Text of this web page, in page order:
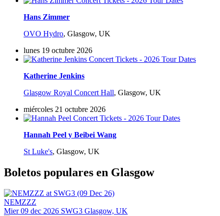
Hans Zimmer
OVO Hydro, Glasgow, UK
lunes 19 octubre 2026
Katherine Jenkins
Glasgow Royal Concert Hall, Glasgow, UK
miércoles 21 octubre 2026
Hannah Peel y Beibei Wang
St Luke's, Glasgow, UK
Boletos populares en Glasgow
NEMZZZ
Mier 09 dec 2026 SWG3 Glasgow, UK